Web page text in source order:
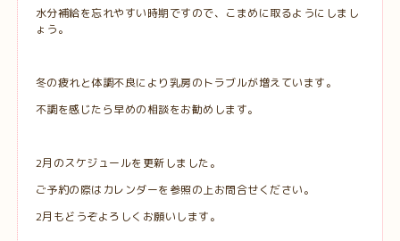
水分補給を忘れやすい時期ですので、こまめに取るようにしまし
ょう。
冬の疲れと体調不良により乳房のトラブルが増えています。
不調を感じたら早めの相談をお勧めします。
2月のスケジュールを更新しました。
ご予約の際はカレンダーを参照の上お問合せください。
2月もどうぞよろしくお願いします。